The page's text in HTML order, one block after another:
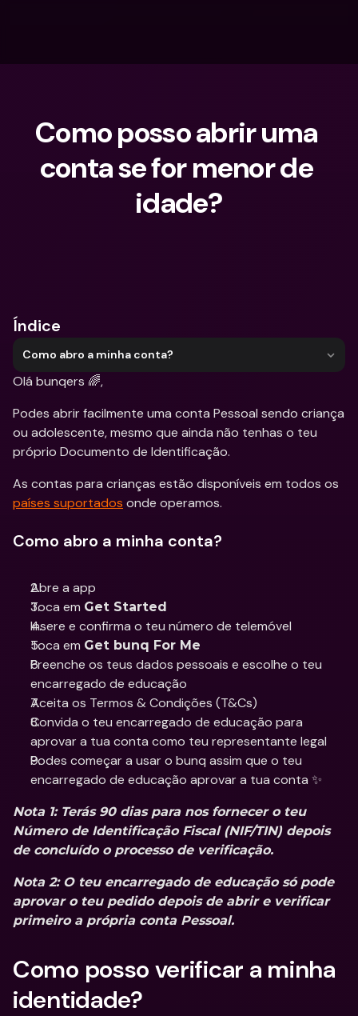
Como posso abrir uma
conta se for menor de
idade?
Índice
Como abro a minha conta?
Olá bunqers 🌈,
Podes abrir facilmente uma conta Pessoal sendo criança
ou adolescente, mesmo que ainda não tenhas o teu
próprio Documento de Identificação.
países suportados onde operamos.
Como abro a minha conta?
Abre a app
Toca em Get Started
Insere e confirma o teu número de telemóvel
Toca em Get bunq For Me
Preenche os teus dados pessoais e escolhe o teu
encarregado de educação
Aceita os Termos & Condições (T&Cs)
Convida o teu encarregado de educação para
aprovar a tua conta como teu representante legal
Podes começar a usar o bunq assim que o teu
encarregado de educação aprovar a tua conta ✨
Nota 1: Terás 90 dias para nos fornecer o teu
Número de Identificação Fiscal (NIF/TIN) depois
de concluído o processo de verificação.
Nota 2: O teu encarregado de educação só pode
aprovar o teu pedido depois de abrir e verificar
primeiro a própria conta Pessoal.
Como posso verificar a minha
identidade?